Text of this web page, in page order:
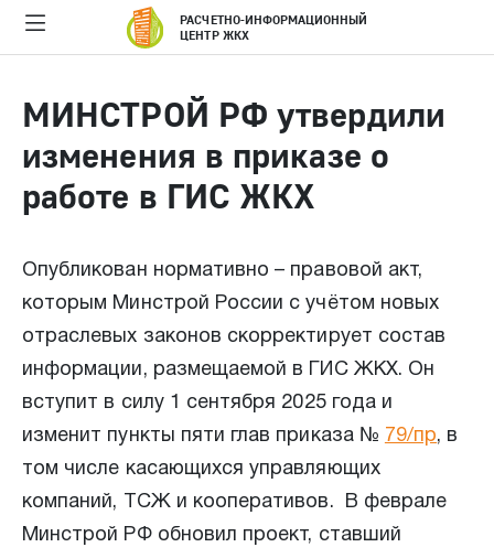
РАСЧЕТНО-ИНФОРМАЦИОННЫЙ
ЦЕНТР ЖКХ
МИНСТРОЙ РФ утвердили
изменения в приказе о
работе в ГИС ЖКХ
Опубликован нормативно – правовой акт,
которым Минстрой России с учётом новых
отраслевых законов скорректирует состав
информации, размещаемой в ГИС ЖКХ. Он
вступит в силу 1 сентября 2025 года и
изменит пункты пяти глав приказа № 79/пр, в
том числе касающихся управляющих
компаний, ТСЖ и кооперативов. В феврале
Минстрой РФ обновил проект, ставший